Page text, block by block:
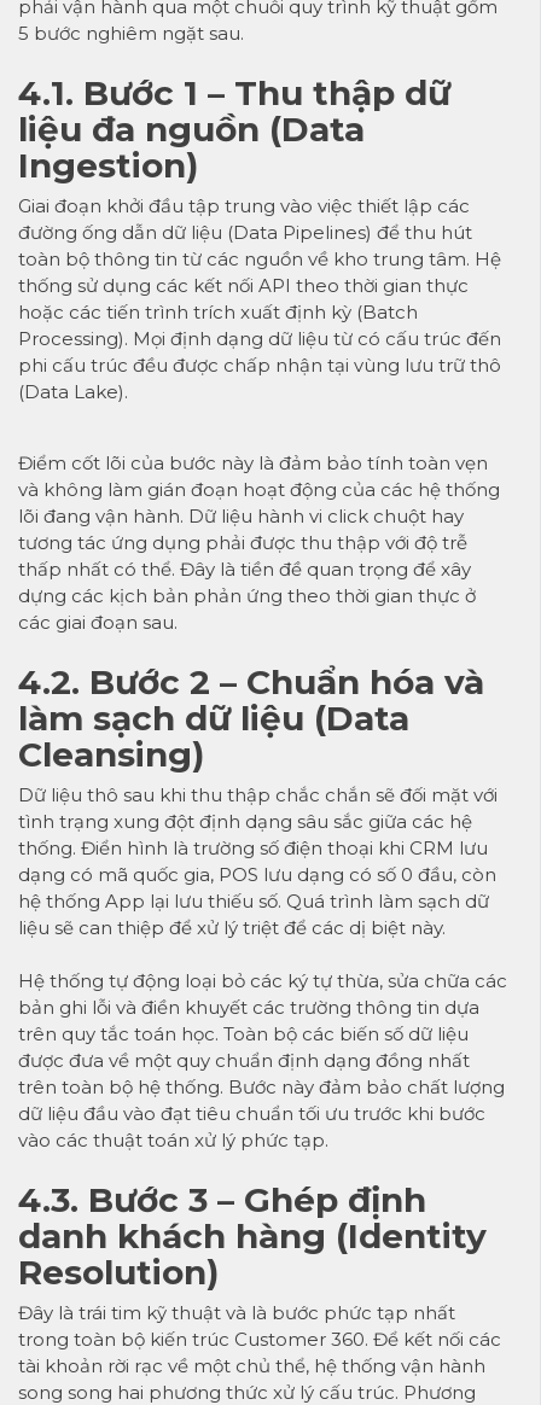
phải vận hành qua một chuỗi quy trình kỹ thuật gồm
5 bước nghiêm ngặt sau.
4.1. Bước 1 – Thu thập dữ
liệu đa nguồn (Data
Ingestion)
Giai đoạn khởi đầu tập trung vào việc thiết lập các
đường ống dẫn dữ liệu (Data Pipelines) để thu hút
toàn bộ thông tin từ các nguồn về kho trung tâm. Hệ
thống sử dụng các kết nối API theo thời gian thực
hoặc các tiến trình trích xuất định kỳ (Batch
Processing). Mọi định dạng dữ liệu từ có cấu trúc đến
phi cấu trúc đều được chấp nhận tại vùng lưu trữ thô
(Data Lake).
Điểm cốt lõi của bước này là đảm bảo tính toàn vẹn
và không làm gián đoạn hoạt động của các hệ thống
lõi đang vận hành. Dữ liệu hành vi click chuột hay
tương tác ứng dụng phải được thu thập với độ trễ
thấp nhất có thể. Đây là tiền đề quan trọng để xây
dựng các kịch bản phản ứng theo thời gian thực ở
các giai đoạn sau.
4.2. Bước 2 – Chuẩn hóa và
làm sạch dữ liệu (Data
Cleansing)
Dữ liệu thô sau khi thu thập chắc chắn sẽ đối mặt với
tình trạng xung đột định dạng sâu sắc giữa các hệ
thống. Điển hình là trường số điện thoại khi CRM lưu
dạng có mã quốc gia, POS lưu dạng có số 0 đầu, còn
hệ thống App lại lưu thiếu số. Quá trình làm sạch dữ
liệu sẽ can thiệp để xử lý triệt để các dị biệt này.
Hệ thống tự động loại bỏ các ký tự thừa, sửa chữa các
bản ghi lỗi và điền khuyết các trường thông tin dựa
trên quy tắc toán học. Toàn bộ các biến số dữ liệu
được đưa về một quy chuẩn định dạng đồng nhất
trên toàn bộ hệ thống. Bước này đảm bảo chất lượng
dữ liệu đầu vào đạt tiêu chuẩn tối ưu trước khi bước
vào các thuật toán xử lý phức tạp.
4.3. Bước 3 – Ghép định
danh khách hàng (Identity
Resolution)
Đây là trái tim kỹ thuật và là bước phức tạp nhất
trong toàn bộ kiến trúc Customer 360. Để kết nối các
tài khoản rời rạc về một chủ thể, hệ thống vận hành
song song hai phương thức xử lý cấu trúc. Phương